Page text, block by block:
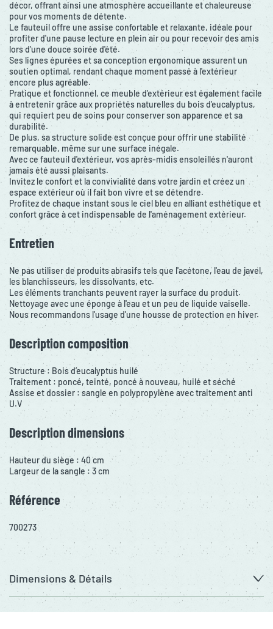
décor, offrant ainsi une atmosphère accueillante et chaleureuse
pour vos moments de détente.
Le fauteuil offre une assise confortable et relaxante, idéale pour
profiter d'une pause lecture en plein air ou pour recevoir des amis
lors d'une douce soirée d'été.
Ses lignes épurées et sa conception ergonomique assurent un
soutien optimal, rendant chaque moment passé à l'extérieur
encore plus agréable.
Pratique et fonctionnel, ce meuble d'extérieur est également facile
à entretenir grâce aux propriétés naturelles du bois d'eucalyptus,
qui requiert peu de soins pour conserver son apparence et sa
durabilité.
De plus, sa structure solide est conçue pour offrir une stabilité
remarquable, même sur une surface inégale.
Avec ce fauteuil d'extérieur, vos après-midis ensoleillés n'auront
jamais été aussi plaisants.
Invitez le confort et la convivialité dans votre jardin et créez un
espace extérieur où il fait bon vivre et se détendre.
Profitez de chaque instant sous le ciel bleu en alliant esthétique et
confort grâce à cet indispensable de l'aménagement extérieur.
Entretien
Ne pas utiliser de produits abrasifs tels que l'acétone, l'eau de javel,
les blanchisseurs, les dissolvants, etc.
Les éléments tranchants peuvent rayer la surface du produit.
Nettoyage avec une éponge à l'eau et un peu de liquide vaiselle.
Nous recommandons l'usage d'une housse de protection en hiver.
Description composition
Structure : Bois d’eucalyptus huilé
Traitement : poncé, teinté, poncé à nouveau, huilé et séché
Assise et dossier : sangle en polypropylène avec traitement anti
U.V
Description dimensions
Hauteur du siège : 40 cm
Largeur de la sangle : 3 cm
Référence
700273
Dimensions & Détails